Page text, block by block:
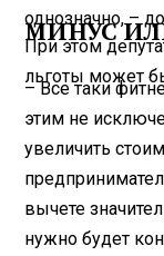
однозначно, –
МИНУС
При этом
льготы может
– Все таки
этим не
увеличить
вычете
нужно будет